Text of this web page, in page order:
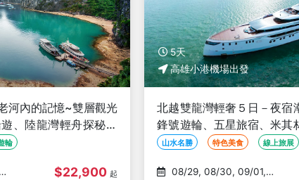
5天
高雄小港機場出發
北越雙龍灣輕奢５日－夜宿潮時尚六星級大先
鋒號遊輪、五星旅宿、米其林饗宴、龍蝦海鮮
餐、河內大世界、豪華三排椅巴士-高雄出發
線上旅展
08/29, 08/30, 09/01,
$35,000 起